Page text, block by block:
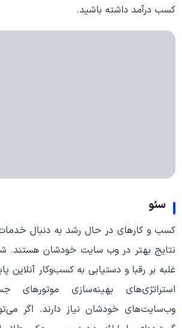
کسب درآمد داشته باشید.
سئو
کسب و کارهای در حال رشد به دنبال
نتایج بهتر در وب سایت خودشان هستند.
غلبه بر رقبا و دستیابی به کسب‌وکار آنلاین
وب‌سایت‌های خودشان نیاز دارند. اگر